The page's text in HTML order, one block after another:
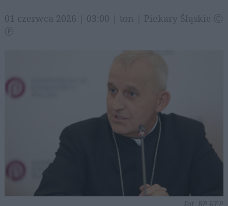
01 czerwca 2026 | 03:00 | ton | Piekary Śląskie Ⓒ
Ⓟ
Fot. BP KEP